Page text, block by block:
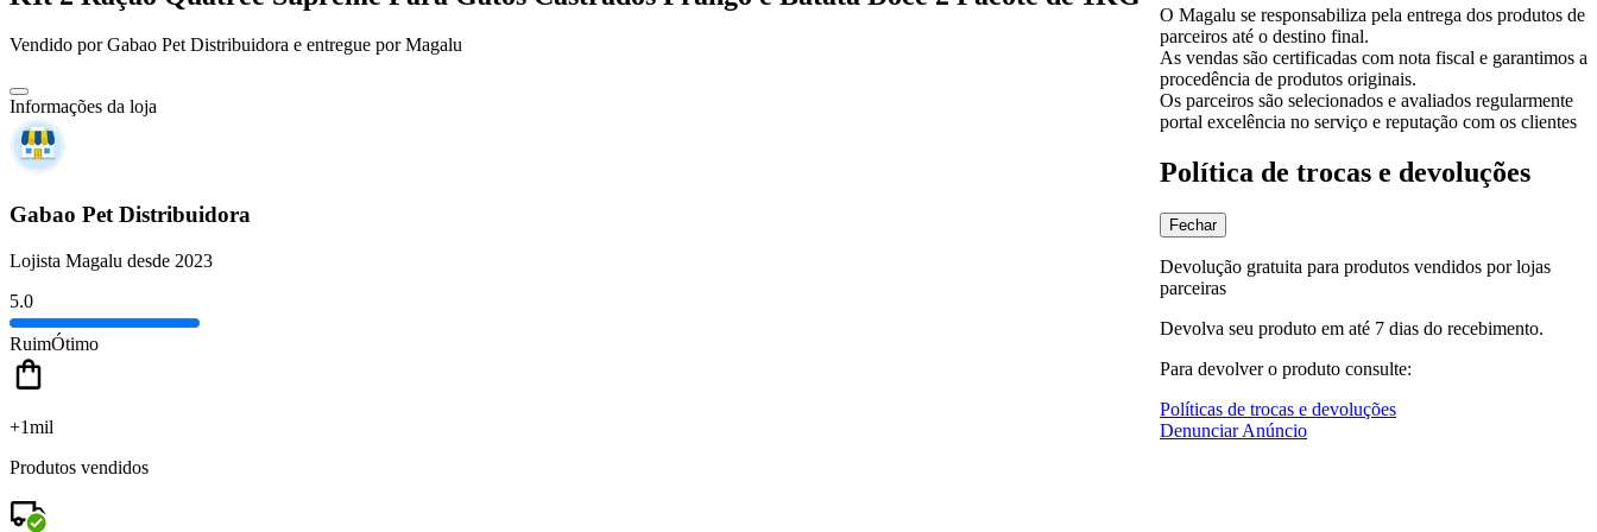
Vendido porGabao Pet Distribuidora e entregue por Magalu
Informações da loja
Gabao Pet Distribuidora
Lojista Magalu desde 2023
5.0
RuimÓtimo
+1mil
Produtos vendidos
O Magalu se responsabiliza pela entrega dos produtos de
parceiros até o destino final.
As vendas são certificadas com nota fiscal e garantimos a
procedência de produtos originais.
Os parceiros são selecionados e avaliados regularmente
portal excelência no serviço e reputação com os clientes
Política de trocas e devoluções
Fechar
Devolução gratuita para produtos vendidos por lojas
parceiras
Devolva seu produto em até 7 dias do recebimento.
Para devolver o produto consulte:
Políticas de trocas e devoluções
Denunciar Anúncio